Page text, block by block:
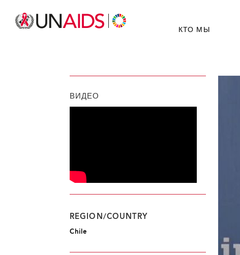
КТО МЫ
ВИДЕО
REGION/COUNTRY
Chile